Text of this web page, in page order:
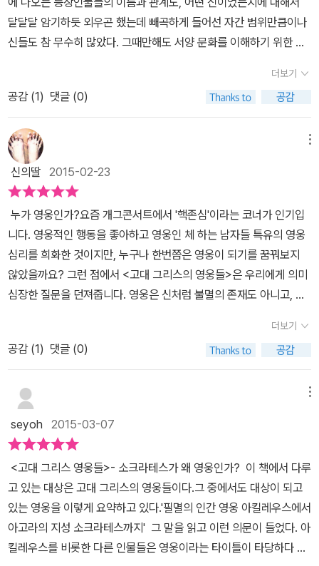
간 영웅의 죽음은 너무나 어이가 없다. 헥트로 동생인 파리스가 쏜 화
살이 하필이면 아킬레우스의 유일한 약점인 발뒤꿈치에 맞으며 인간
영웅으로서의 삶을 마감하는 이야기는 그야말로 흥미진진하다. 예전
에 브래드 피트가 나온 영화로 본 기억이 아직도 인상 깊게 남아 있는
데 일리아스의 영웅 아킬레우스는 사실 아폴론과 하데스 적대적 관계
이며 친밀한 관계는 아킬레우스의 갑옷을 입고 죽었다는 것으로 두
사람 모두 아레스와 동등한 존재로 만들어 주는 같은 방식으로 살고,
같은 방식으로 죽을 운명으로 묶여 있었다. 올림푸스의 신들이 참여
한 트로이 전쟁은 사실 실제로 존재하지 않은 전쟁이다. 그럼에도 왜
항상 그리스 신들이 나오는 전쟁을 떠올리면 제일 먼저 생각이 날 정
도로 유명한 것인지는 호메로스의 서사시에 등장한 두 영웅 오디세우
스와 아킬레우스가 바로 트로이 전쟁의 영웅이기 때문이다. 고대 그
리스의 영웅들은 크게 총 5부로 나누어져 있고 각 부에는 상세하게
풀어낸 여러 파트로 구성되어 있다. 호메로스의 일리아스와 오디세이
장 흥미롭게 다가온다. 일리아스와 오디세이아를 읽었지만 특별한 재
미를 느끼지 못한 것은 면이 많았는데 일리아스와 오디세이아의 텍스
트를 통해 올림푸스 신들의 이야기를 풀어내는 방식이 흥미롭고 재밌
게 느껴지는 책임에 틀림없다. 4부 플라톤의 '대화편'에 등장하는 영
웅들에서 소크라테스 이야기는 다소 어렵게 느껴지는 면이 있어 다시
한 번 천천히 읽어 볼 생각이다. 그리스 영웅들은 언제 읽어도 재밌다.
저자가 고대 그리스 영웅들을 모습을 인문학적으로 풀어낸다는 것에
얼마나 노력을 기울였는지 읽을수록 느낄 수 있을 정도로 꽉 찬 느낌
을 주는 책이다. 인간 영웅들이 죽음은 그 하나로 불멸의 신들과 연결
되어 있다. 올림푸스 신들과 인간 영웅들의 삶을 이해할 수 있는 즐거
운 시간이었다.
가오지는 않을 것이오. (일리아스 6:410~416 파피루스나 양피지에
적힌 서사시임을 제대로 표기한 방법이 보인다.)' 이 장대한 책을 한
책에 언급되는 수많은 텍스트들은 그 자체를 읽는 것만으로도 무한한
영광이 되며 왠지 눈물이 날 것 같은 아름다움을 접할때 그리고 안타
까움을 접할때의 감정이 생긴다. 자신의 목숨을 기꺼이 내놓으려는
순교자적이며 자신의 안위를 생각하지 않는 영웅들은 편하게만 살려
는 현대인들에게 약간이라도 경종을 울릴 것이다. 더 나은 세계를 위
해서 희생하는 누군가가 없었다면 이 지구라는 별은 이렇게까지 발전
하지 못했을 것이다. 앞으로는 환경보호라는 문제가 우리 인류를 괴
롭힐 것이다. 이에 대해서 또 누군가의 값진 희생이 없이는 무지한 인
간들에게 경각심을 주기는 힘들 것이다. 현대인에게도 고대인들 같은
영웅은 꼭 필요한 존재같다. 그 총대를 매기는 누구나 싫겠지만. 우리
는 고대 그리스의 영웅들의 장대한 이야기들을 보면서 배울점이 분명
히 있다. 저자는 이 영웅들의 이야기를 통해서 현대문학에도 접목시
킨다. 가령 필릭 K 딕의 소설들이 영화화 되는 것만 보아도 그렇다.
영화 '블레이드 러너'와 '토탈 리콜'은 필립의 소설을 영화화한 것이다.
죽음도 하루 이틀만 지나면 금방 잊어버리고 시들해진다. 그리스에서
는 아코스와 펜토스 즉 두 단어 모두 비탄, 슬픔, 애도나 비통에 대한
단어로서 고대 그리스인들이 이 부분을 얼마나 절실히 느꼈는지를 느
낄 수 있었다. 구약성서에서도 자주 등장하는 말인 '슬픔을 겪고 비통
함을 아는 자'라는 대목이나 아킬레우스와 그의 종족인 아카이오이인
들이 겪었을 슬픔과 비통함을 이 책에서는 절절히 보여준다. 이러한
아코스와 펜토스는 그 정도가 심해져 즉시 콜로스 즉 분노로 뒤바뀌
며 그것이 영웅들의 행동을 촉구하게 된 것 같다. 나 역시 현대인으로
대 그리스의 개념은 우리가 지금 이해하고 있는 것과는 크게 달랐다
고 주장을 하고 있다. 꽤나 어려운 이야기를 들려주고 있어서, 사실
문적인 용어들과 작가만 사용하는 용어들('국가 간의' 혹은 국제적
이'대신 '폴리스 사이의'라는 용어를 사용했는데, 책에선 '판-헬레닉',
'범 그리스식'이라는 말을 사용하고 있단다. (p.25)이 있기는 하지만,
이 문장들로 글이 막히거나 하지는 않는다. 어찌나 주석을 열심히 달
아 놓았는지, 글 읽고 주석보고 하다보면 어떤 내용을 읽고 있는지도
헷갈릴떄가 있으니 말이다. 그리고 작가는 역사적인 맥락의 분석을
통해서만 아킬레우스와 오디세우스, 오이디푸스, 그리고 헤라클레스
와 같은 영웅들을 진정으로 이해할 수 있다고 이야기를 하고 있는데,
<그리스 신화>를 문학이 아닌, 연구 목적으로 읽게 되면 이렇게 어렵
게 다가 온다는 사실을 뼈저리게 느끼고 있다. 책에 등장하는 모든
기록과 작품들은 원래 고대 그리스어로 되어 있는 것을 번역해서 소
개하고 있으며, 특별히 중요한 내용에 대해서는 그리스어 원문을 함
물의 사진들을 통해 부족한 내용을 보충하고 있다. BC 5세기경에 활
약했던 고대 그리스의 역사가 헤로도토스는 교양이 있는 인간이라면
호메로스의 서사시를 읽어야 한다고 이야기를 하고 있는데 (p.27) 이
강의록에선 기본적인 교양에 대한 내용은 주로 종교적인 측면에서 구
인 지식을 요구하고 있다. 호메르스식 서사시는 일종의 신화로 다른
모든 신화와 마찬가지로 서사시는 의식으 틀안에 있다(p.451)고 이
야기를 하고 있다. 의식을 수행함으로써뿐만 아니라 의식의 틀 안에
있는 신화를 이야기하고 또 이야기함으로써 재현할 수 있다는 것이
다. 연구 목적으로 하는 강의록이기에 결코 쉽게 다가오지는 않
는다. 읽으면서 내가 <그리스 신화>를 제대로 알고 있긴 했었나 하
는 생각이 들정도로 그리스 신화속 영웅들은 우리가 의식하지 못한
겸비한 존재를 의미한다고 한다. 대표적인 영웅으로는 아킬레우스이
다. 아킬레우스는 '일리아스'의 가장 위대한 여신 테티스의 아들이며,
테티스는 우주를 초월하는 힘을 지닌 바다의 여신으로 알려져 있다.
하지만 이 영웅들은 결국 죽음을 피할 수 없는 필멸의 존재들이다. 수
명이 아무리 길다 하더라도....어떤 식으로든 신들의 후손이라고 할지
신들은 역사의 어느 시대에서든 숭배자들에 의해 계속해서 존재할 수
있었다. 그럼 다시 고대 그리스인들이 왜 영웅들을 찬양했는지에 대
한 답변을 기다린다. 그 답변은 어쩌면 당시 사람들이 신과 영웅을 동
격으로 놓고 동시에 숭배했기 때문일지 모른다고, 1970년대 후반부
터 하버드 대학교에서 '고대 그리스의 영웅들'에 대해 가르치고 정리
해온 과정을 바탕으로 한 24개의 강의록 안에 호메로스 서사시등에
서 찾아볼 수 있는 문명과 교양의 뿌리에 대한 탐구를 해온 나지 교수
의 답변이다. '트로이와 목마'로 처음 접했던 고대 그리스의 영웅들에
서 트로이아의 영웅이었던 헥토르가 머지않아 과부와 고아가 될 자신
직까지도 깊은 울림으로 남아있다. '일리아스'에 들어가 있는 트로이
아의 최고의 영웅이었던 헥토르의 강한 여운이 소크라테스에게 가장
중요한 말의 부활, 살아남는 말을 통해 영웅에 대한 말도 살아 있는 말
로 남을 것이다. 영원히. 2015.2.23. 소지개.
달달달 암기하듯 외우곤 했는데 빼곡하게 들어선 자간 범위만큼이나
신들도 참 무수히 많았다. 그때만해도 서양 문화를 이해하기 위한 첫
처럼 생각했었던 것 같다. 그럼에도 전혀 지루하지 않아도 하나하나
알아가는 재미가 있었다. 따지고보면 그 신들의 이름에서 나온 단어
들 중에 우리가 익히 아는 단어들의 어원이기도 하고, 그에 얽힌 이야
기들은 장대한 대서사시처럼 웅장하다. 그만큼 이야기들이 무궁무진
하기 때문에 파생되어 나온 소설이나 명화들이 탄생했던 기초이기도
했다. 고대 그리스에는 인류의 정신적인 근간을 지탱해주는 많은 철
학자, 사상가, 천문학자 등등이 배출되었고 그들이 남긴 명언과 책들
은 후대에 귀중한 자료가 되었다. 워낙 그리스 신화에 대해 관심이 있
다보니 덜컥 집어든 <고대 그리스의 영웅들>은 공략하기 만만치 않
은 두께를 자랑한다. 무려 1,000페이지가 훌쩍 넘는데다가 워낙 방대
한 이야기를 집대성하듯 쓰여진 책이라서 한 번에 다 읽기에는 조금
무리가 따른다. 이 책을 쓴 하버드대 그레고리 나지 교수는 지금까지
우리가 알았던 고대 그리스 영웅들의 개념이 다르다고 주장하면서 이
책을 썼다. 24개 강의록으로 나뉜 것에도 알 수 있듯이 각각의 주제
서양 철학이나 문화에 대한 이해를 목적으로 읽는다면 그들의 사상이
어떻게 형성되었는지 엿볼 수 있는 기회이기도 하다. 살짝 과장을 보
태 이 책 한 권이면 고대 그리스와 서양 문화를 모두 섭렵할 수 있다.
저자가 쉽게 쓰려고 한 흔적도 보이고 시간만 충분하다면 진득하게
앉아 읽을 것만 같다.이 책을 집필한 작가도 존경스럽지만 과감하게
출간한 출판사에게도 경의를 표한다. 상세하게 수록된 고전 속 지문
들과 강의하듯 섬세하게 설명한 작가 덕분에 엄청난 두께에 지레 겁
을 먹고 있다가도 막상 책을 집어들고 읽을 때면 그런 생각은 잘 들지
더보기
공감 (1) 댓글 (0)
신의딸 2015-02-23
누가 영웅인가?요즘 개그콘서트에서 '핵존심'이라는 코너가 인기입
니다. 영웅적인 행동을 좋아하고 영웅인 체 하는 남자들 특유의 영웅
심리를 희화한 것이지만, 누구나 한번쯤은 영웅이 되기를 꿈꿔보지
않았을까요? 그런 점에서 <고대 그리스의 영웅들>은 우리에게 의미
심장한 질문을 던져줍니다. 영웅은 신처럼 불멸의 존재도 아니고, 때
인듯 사람아닌 사람 같은' 영웅을 동경하고 신과 가티 숭배하는 사상
을 가지게 되었을까요? ​이것은 유한하고 필멸의 존재인 인간이 어떻
게 무한하고 불멸의 존재인 '신' 인식을 갖게 되었는가, 그러니까
'신'이라는 관념을 가지게 되었는가 하는 오래된 질문만큼이나 철학적
과 동시에 이에 답하는 책이기도 합니다. 하버드대 그레고리 나지 교
수의 강의록을 모은 것인데, 인류가 가진 영웅 이야기에 대한 '기록'이
그 연구 대상입니다. <일리아스>와 <오디세이아>와 같은 (인류 최
초라 할 수 있는) 서사시와 서정시, 아이스킬로스와 소포클레스, 에우
리피데스의 비극과 같은 산문, 그리고 플라톤의 <대화편>에 이르기
까지 기원전 8세기부터 4세기까지에 걸쳐 기록된 문학적(철학적이
면서 역사적인 의미도 함축된) 텍스트를 분석한 일종의 원전연구인
더보기
공감 (1) 댓글 (0)
seyoh 2015-03-07
<고대 그리스 영웅들>- 소크라테스가 왜 영웅인가? 이 책에서 다루
고 있는 대상은 고대 그리스의 영웅들이다.그 중에서도 대상이 되고
있는 영웅을 이렇게 요약하고 있다.'필멸의 인간 영웅 아킬레우스에서
아고라의 지성 소크라테스까지' 그 말을 읽고 이런 의문이 들었다. 아
킬레우스를 비롯한 다른 인물들은 영웅이라는 타이틀이 타당하다 싶